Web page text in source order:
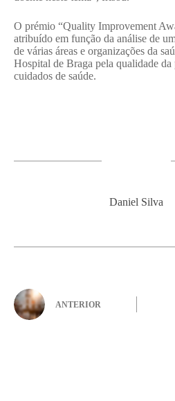
O prémio “Quality Improvement
atribuído em função da análise de
de várias áreas e organizações da
Hospital de Braga pela qualidade da
cuidados de saúde.
Daniel Silva
ANTERIOR